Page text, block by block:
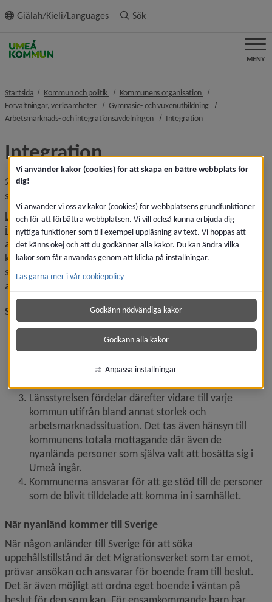
innehållet
Giälah/Kieli/Languages Sök
MENY
Startsida Kommun och politik nivå i brödsmulenavigeringen
Kommunens organisation nivå i
Förvaltningar, verksamheter nivå i brödsmulenavigeringen
Gymnasie- och vuxenutbildning nivå i
Arbetsmarknads- och integrationsavdelningen nivå i brödsmulenavigeringen
Integrationnivå i
Integration
2016 beslutade riksdagen om en ny lag som innebär att alla
svenska kommuner är skyldiga att ta emot nyanlända.
Lag (2016:38) om mottagande av vissa nyanlända
invandrare för bosättningLänk till annan webbplats.
innebär att kommunen är skyldig
att efter anvisning ta emot en nyanländ för bosättning i
kommunen. Genom att förse nyanlända med boenden
syftar lagen till att snabba på de nyanländas etablering på
arbetsmarknaden och i samhällslivet.
Så här går det till
Migrationsverket gör en årlig prognos över antalet
nyanlända Sverige kommer att ta emot.
Regeringen beslutar utifrån Migrationsverkets
prognos hur många av de nyanlända som ska hamna i
Länsstyrelsen fördelar därefter vidare till varje
kommun utifrån bland annat storlek och
arbetsmarknadssituation. Det tas även hänsyn till
kommunens totala mottagande där även de
nyanlända personer som själva valt att bosätta sig i
Umeå ingår.
Kommunerna ansvarar för att ge stöd till de personer
som de blivit tilldelade att komma in i samhället.
När nyanländ kommer till Sverige
När någon anländer till Sverige för att söka
uppehållstillstånd är det Migrationsverket som tar emot,
prövar ansökan och ansvarar för boende fram till beslut.
Det är även möjligt att ordna eget boende i väntan på
Vi använder kakor (cookies) för att skapa en bättre webbplats för
dig!
Vi använder vi oss av kakor (cookies) för webbplatsens grundfunktioner
och för att förbättra webbplatsen. Vi vill också kunna erbjuda dig
nyttiga funktioner som till exempel uppläsning av text. Vi hoppas att
det känns okej och att du godkänner alla kakor. Du kan ändra vilka
kakor som får användas genom att klicka på inställningar.
Läs gärna mer i vår cookiepolicy
Godkänn nödvändiga kakor
Godkänn alla kakor
Anpassa inställningar